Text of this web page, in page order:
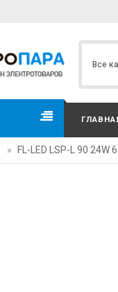
» FL-LED LSP-L 90